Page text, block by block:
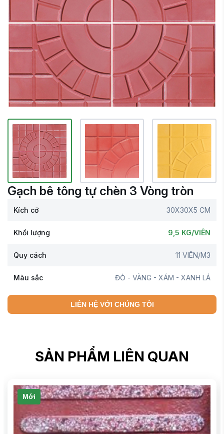
Gạch bê tông tự chèn 3 Vòng tròn
Kích cỡ 30X30X5 CM
Khối lượng 9,5 KG/VIÊN
Quy cách 11 VIÊN/M3
Màu sắc ĐỎ - VÀNG - XÁM - XANH LÁ
LIÊN HỆ VỚI CHÚNG TÔI
SẢN PHẨM LIÊN QUAN
Mới